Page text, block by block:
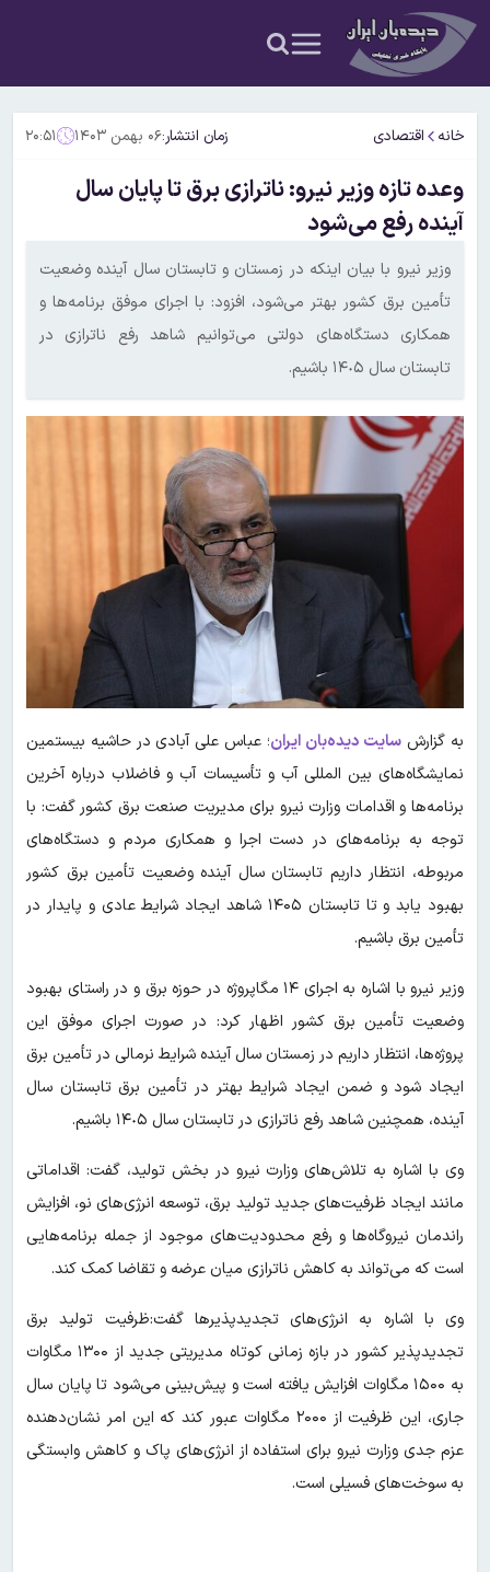
خانه اقتصادی زمان انتشار:۰۶ بهمن ۱۴۰۳ ۲۰:۵۱
وعده تازه وزیر نیرو: ناترازی برق تا پایان سال
آینده رفع می‌شود
وزیر نیرو با بیان اینکه در زمستان و تابستان سال آینده وضعیت
تأمین برق کشور بهتر می‌شود، افزود: با اجرای موفق برنامه‌ها و
همکاری دستگاه‌های دولتی می‌توانیم شاهد رفع ناترازی در
تابستان سال ١۴٠۵ باشیم.
به گزارش سایت دیده‌بان ایران؛ عباس علی آبادی در حاشیه بیستمین
نمایشگاه‌های بین المللی آب و تأسیسات آب و فاضلاب درباره آخرین
برنامه‌ها و اقدامات وزارت نیرو برای مدیریت صنعت برق کشور گفت: با
توجه به برنامه‌های در دست اجرا و همکاری مردم و دستگاه‌های
مربوطه، انتظار داریم تابستان سال آینده وضعیت تأمین برق کشور
بهبود یابد و تا تابستان ۱۴۰۵ شاهد ایجاد شرایط عادی و پایدار در
تأمین برق باشیم.
وزیر نیرو با اشاره به اجرای ۱۴ مگاپروژه در حوزه برق و در راستای بهبود
وضعیت تأمین برق کشور اظهار کرد: در صورت اجرای موفق این
پروژه‌ها، انتظار داریم در زمستان سال آینده شرایط نرمالی در تأمین برق
ایجاد شود و ضمن ایجاد شرایط بهتر در تأمین برق تابستان سال
آینده، همچنین شاهد رفع ناترازی در تابستان سال ١۴٠۵ باشیم.
وی با اشاره به تلاش‌های وزارت نیرو در بخش تولید، گفت: اقداماتی
مانند ایجاد ظرفیت‌های جدید تولید برق، توسعه انرژی‌های نو، افزایش
راندمان نیروگاه‌ها و رفع محدودیت‌های موجود از جمله برنامه‌هایی
است که می‌تواند به کاهش ناترازی میان عرضه و تقاضا کمک کند.
وی با اشاره به انرژی‌های تجدیدپذیرها گفت:ظرفیت تولید برق
تجدیدپذیر کشور در بازه زمانی کوتاه مدیریتی جدید از ۱۳۰۰ مگاوات
به ۱۵۰۰ مگاوات افزایش یافته است و پیش‌بینی می‌شود تا پایان سال
جاری، این ظرفیت از ۲۰۰۰ مگاوات عبور کند که این امر نشان‌دهنده
عزم جدی وزارت نیرو برای استفاده از انرژی‌های پاک و کاهش وابستگی
به سوخت‌های فسیلی است.